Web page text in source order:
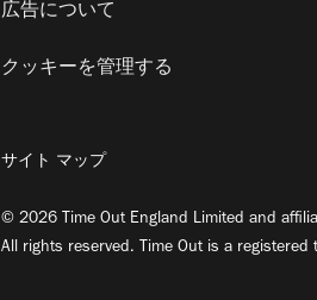
広告について
クッキーを管理する
サイト マップ
© 2026 Time Out England Limited and
All rights reserved. Time Out is a registered